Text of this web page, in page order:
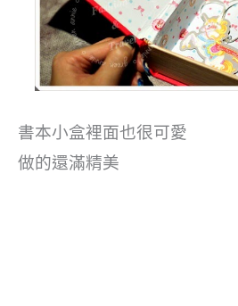
書本小盒裡面也很可愛
做的還滿精美